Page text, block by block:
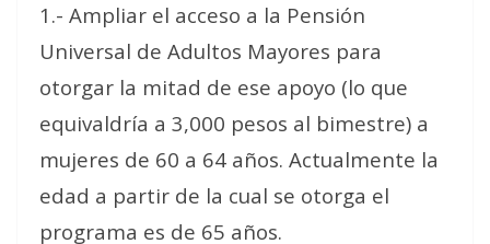
1.- Ampliar el acceso a la Pensión
Universal de Adultos Mayores para
otorgar la mitad de ese apoyo (lo que
equivaldría a 3,000 pesos al bimestre) a
mujeres de 60 a 64 años. Actualmente la
edad a partir de la cual se otorga el
programa es de 65 años.